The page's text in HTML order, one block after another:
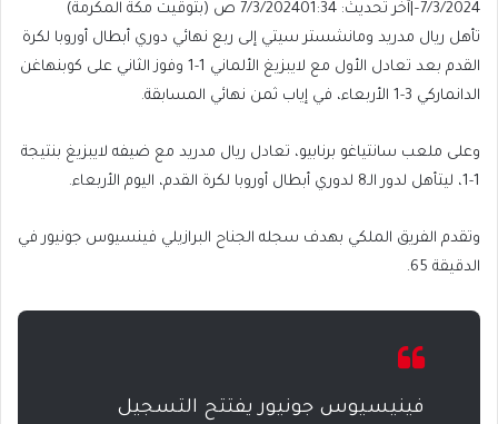
7/3/2024
– آخر تحديث: 7/3/2024 01:34 ص (بتوقيت مكة المكرمة)
تأهل ريال مدريد ومانشستر سيتي إلى ربع نهائي دوري أبطال أوروبا لكرة
القدم بعد تعادل الأول مع لايبزيغ الألماني 1-1 وفوز الثاني على كوبنهاغن
الدانماركي 3-1 الأربعاء، في إياب ثمن نهائي المسابقة.
وعلى ملعب سانتياغو برنابيو، تعادل ريال مدريد مع ضيفه لايبزيغ بنتيجة
1-1، ليتأهل لدور الـ8 لدوري أبطال أوروبا لكرة القدم، اليوم الأربعاء.
وتقدم الفريق الملكي بهدف سجله الجناح البرازيلي فينسيوس جونيور في
الدقيقة 65.
فينيسيوس جونيور يفتتح التسجيل